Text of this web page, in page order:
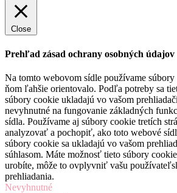
Close
Prehľad zásad ochrany osobných údajov
Na tomto webovom sídle používame súbory
ňom ľahšie orientovalo. Podľa potreby sa
súbory cookie ukladajú vo vašom
nevyhnutné na fungovanie základných
sídla. Používame aj súbory cookie tretích
analyzovať a pochopiť, ako toto webové
súbory cookie sa ukladajú vo vašom
súhlasom. Máte možnosť tieto súbory
urobíte, môže to ovplyvniť vašu
prehliadania.
Nevyhnutné